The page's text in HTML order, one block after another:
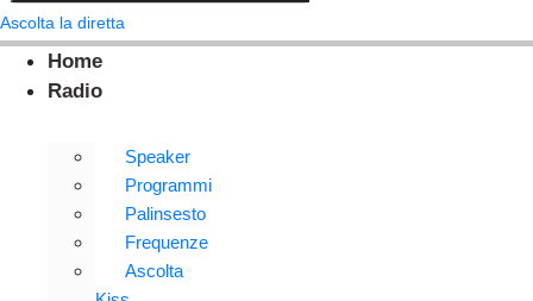
Ascolta la diretta
Home
Radio
Speaker
Programmi
Palinsesto
Frequenze
Ascolta